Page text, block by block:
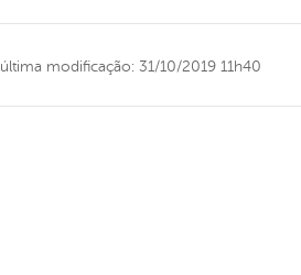
última modificação: 31/10/2019 11h40